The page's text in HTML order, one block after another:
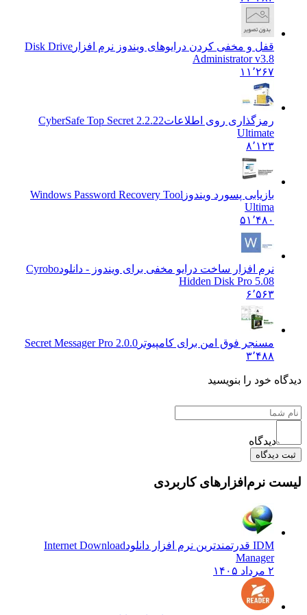
قفل و مخفی کردن درایوهای ویندوز نرم افزارDisk Drive
Administrator v3.8
۱۱٬۲۶۷
رمزگذاری روی اطلاعاتCyberSafe Top Secret 2.2.22
Ultimate
بازیابی پسورد ویندوز Windows Password Recovery Tool
۵۱٬۴۸۰
نرم افزار ساخت درایو مخفی برای ویندوز - دانلود Cyrobo
Hidden Disk Pro 5.08
مسنجر فوق امن برای کامپیوترSecret Messager Pro 2.0.0
خود را بنویسید
نرم‌افزارهای کاربردی
Internet Download
Manager